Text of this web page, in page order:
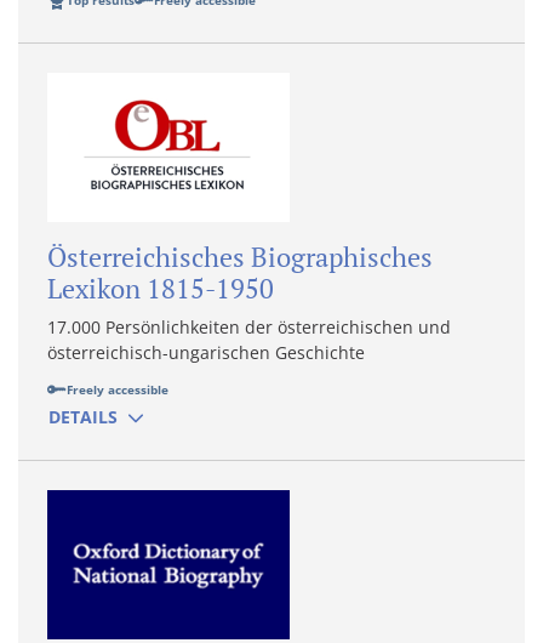
Österreichisches Biographisches
Lexikon 1815-1950
17.000 Persönlichkeiten der österreichischen und
österreichisch-ungarischen Geschichte
DETAILS
Freely accessible